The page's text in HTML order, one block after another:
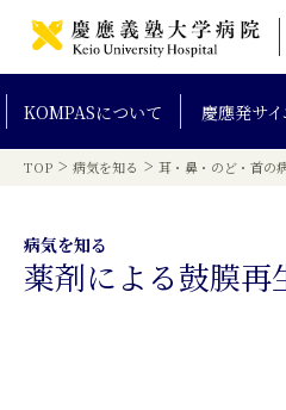
KOMPASについて 慶應発サ
TOP > 病気を知る > 耳・鼻・のど・首の
病気を知る
薬剤による鼓膜再